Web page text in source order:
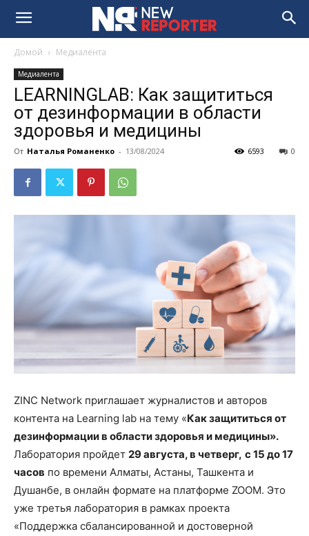
Домой Медиалента
Медиалента
LEARNINGLAB: Как защититься
от дезинформации в области
здоровья и медицины
От Наталья Романенко - 13/08/2024 0
6593
ZINC Network приглашает журналистов и авторов
контента на Learning lab на тему «Как защититься от
дезинформации в области здоровья и медицины».
Лаборатория пройдет 29 августа, в четверг, с 15 до 17
часов по времени Алматы, Астаны, Ташкента и
Душанбе, в онлайн формате на платформе ZOOM. Это
уже третья лаборатория в рамках проекта
«Поддержка сбалансированной и достоверной